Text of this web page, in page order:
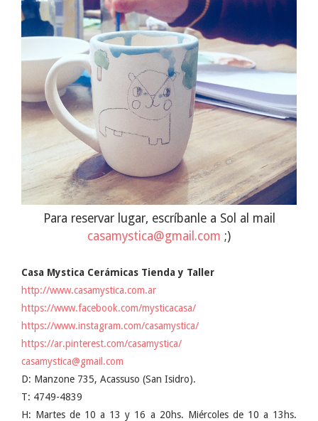
Para reservar lugar, escríbanle a Sol al mail
casamystica@gmail.com ;)
Casa Mystica Cerámicas Tienda y Taller
http://www.casamystica.com.ar
https://www.facebook.com/mysticacasa/
https://www.instagram.com/casamystica/
https://ar.pinterest.com/casamystica/
casamystica@gmail.com
D: Manzone 735, Acassuso (San Isidro).
T: 4749-4839
H: Martes de 10 a 13 y 16 a 20hs. Miércoles de 10 a 13hs.